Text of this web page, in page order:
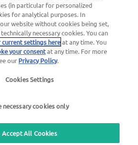
UTA Edenred
|Gebruiksvoorwaarden
(in particular for personalized
for analytical purposes. In
website without cookies being set,
necessary cookies. You can
current settings hereat any time. You
your consentat any time. For more
our Privacy Policy.
Cookies Settings
necessary cookies only
Accept All Cookies